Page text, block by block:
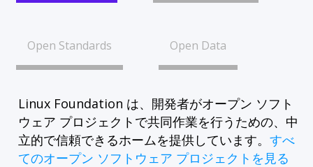
Open Standards Open Data
Linux Foundation は、開発者がオープン ソフト
ウェア プロジェクトで共同作業を行うための、中
立的で信頼できるホームを提供しています。 すべ
てのオープン ソフトウェア プロジェクトを見る